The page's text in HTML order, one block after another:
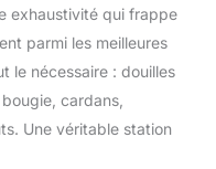
14 - E16 - E18 |
pour bougies 18
carré 12,5
Cliquet
basculant 125
exhaustivité qui frappe
parmi les meilleures
le nécessaire : douilles
cardans,
Une véritable station